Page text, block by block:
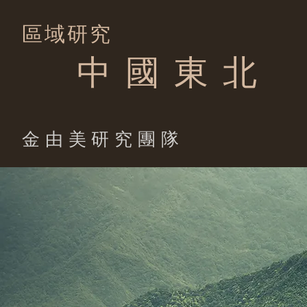
區域研究
中 國 東 北
​金由美研究團隊